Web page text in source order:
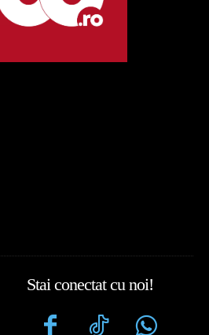
Stai conectat cu noi!